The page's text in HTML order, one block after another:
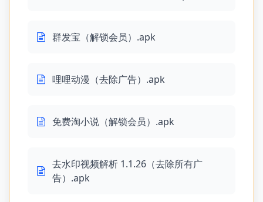
群发宝（解锁会员）.apk
哩哩动漫（去除广告）.apk
免费淘小说（解锁会员）.apk
去水印视频解析 1.1.26（去除所有广
告）.apk